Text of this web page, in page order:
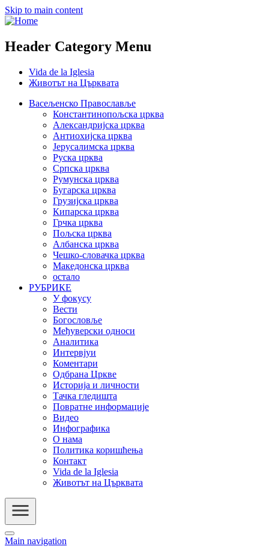
Skip to main content
Header Category Menu
Vida de la Iglesia
Животът на Църквата
Васељенско Православље
Константинопољска црква
Александријска црква
Антиохијска црква
Јерусалимска црква
Руска црква
Српска црква
Румунска црква
Бугарска црква
Грузијска црква
Кипарска црква
Грчка црква
Пољска црква
Албанска црква
Чешко-словачка црква
Македонска црква
остало
РУБРИКЕ
У фокусу
Вести
Богословље
Међуверски односи
Аналитика
Интервјуи
Коментари
Одбрана Цркве
Историја и личности
Тачка гледишта
Повратне информације
Видео
Инфографика
О нама
Политика коришћења
Контакт
Vida de la Iglesia
Животът на Църквата
Main navigation